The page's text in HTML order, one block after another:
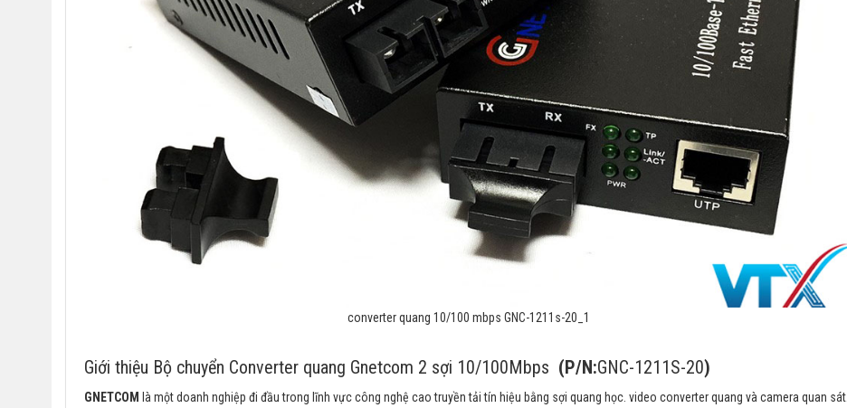
converter quang 10/100 mbps GNC-1211s-20_1
Giới thiệu Bộ chuyển Converter quang Gnetcom 2 sợi 10/100Mbps (P/N:GNC-1211S-20)
GNETCOM là một doanh nghiệp đi đầu trong lĩnh vực công nghệ cao truyền tải tín hiệu bằng sợi quang học. video converter quang và camera quan sát.